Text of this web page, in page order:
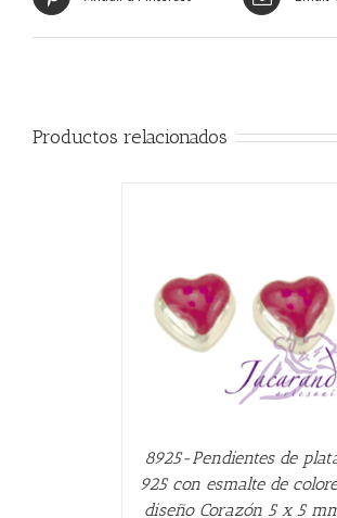
Productos relacionados
8925-Pendientes de
925 con esmalte de
diseño Corazón 5 x 5